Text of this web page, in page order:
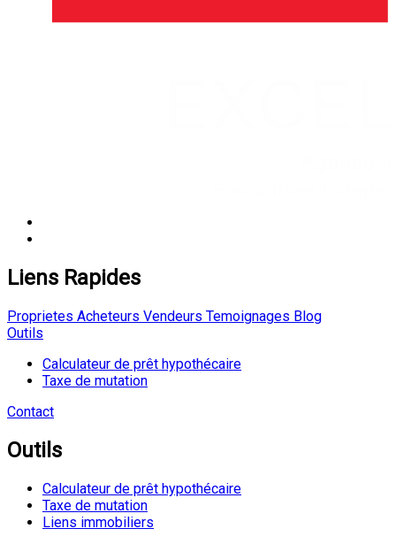
Liens Rapides
Proprietes Acheteurs Vendeurs Temoignages Blog
Outils
Calculateur de prêt hypothécaire
Taxe de mutation
Contact
Outils
Calculateur de prêt hypothécaire
Taxe de mutation
Liens immobiliers